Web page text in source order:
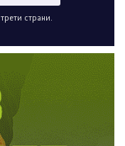
страни.